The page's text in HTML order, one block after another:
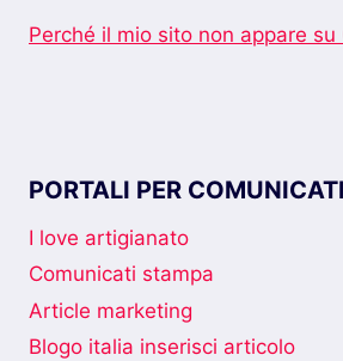
Perché il mio sito non appare su
PORTALI PER
I love artigianato
Comunicati stampa
Article marketing
Blogo italia inserisci articolo